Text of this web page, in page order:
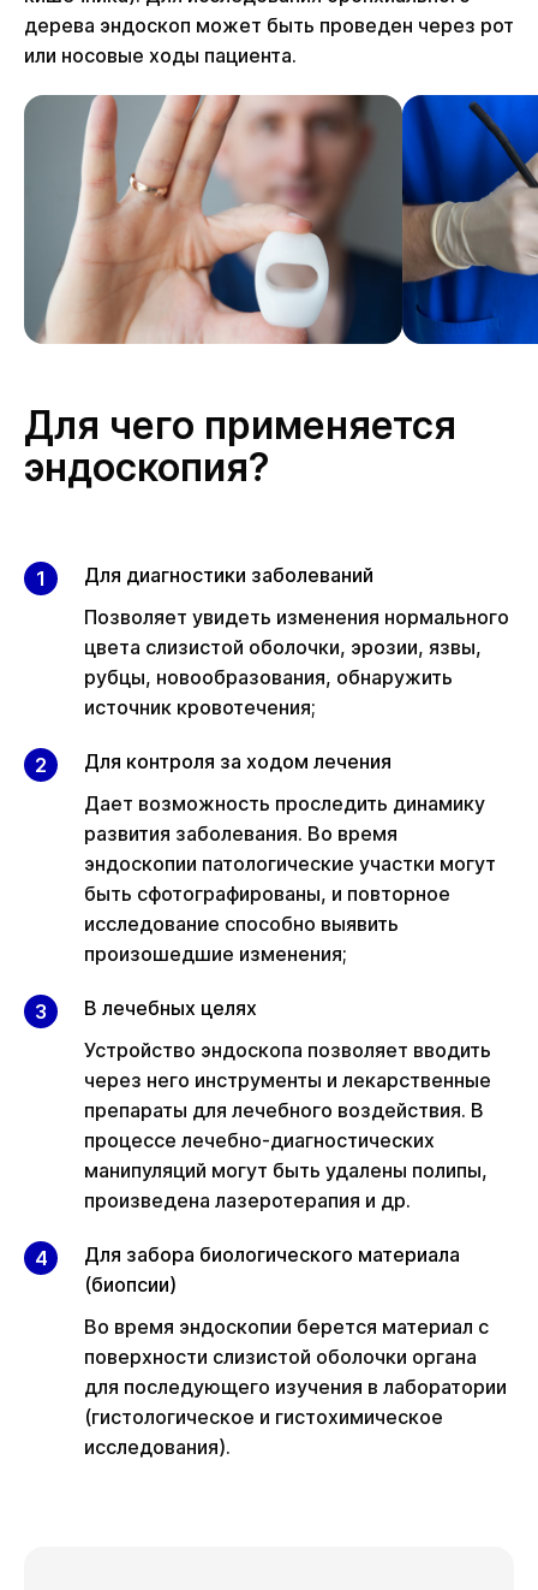
дерева эндоскоп может быть проведен через рот
или носовые ходы пациента.
Для чего применяется
эндоскопия?
Для диагностики заболеваний
Позволяет увидеть изменения нормального
цвета слизистой оболочки, эрозии, язвы,
рубцы, новообразования, обнаружить
источник кровотечения;
Для контроля за ходом лечения
Дает возможность проследить динамику
развития заболевания. Во время
эндоскопии патологические участки могут
быть сфотографированы, и повторное
исследование способно выявить
произошедшие изменения;
В лечебных целях
Устройство эндоскопа позволяет вводить
через него инструменты и лекарственные
препараты для лечебного воздействия. В
процессе лечебно-диагностических
манипуляций могут быть удалены полипы,
произведена лазеротерапия и др.
Для забора биологического материала
(биопсии)
Во время эндоскопии берется материал с
поверхности слизистой оболочки органа
для последующего изучения в лаборатории
(гистологическое и гистохимическое
исследования).